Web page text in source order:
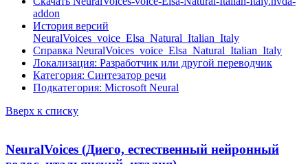
addon
История версий
NeuralVoices_voice_Elsa_Natural_Italian_Italy
Справка NeuralVoices_voice_Elsa_Natural_Italian_Italy
Локализация: Разработчик или другой переводчик
Категория: Синтезатор речи
Подкатегория: Microsoft Neural
Вверх к списку
NeuralVoices (Диего, естественный нейронный